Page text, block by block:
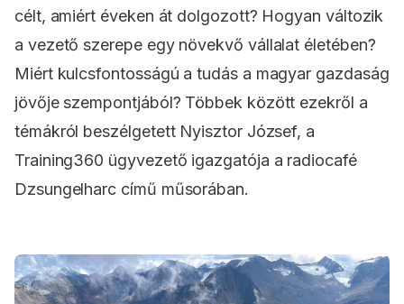
célt, amiért éveken át dolgozott? Hogyan változik
a vezető szerepe egy növekvő vállalat életében?
Miért kulcsfontosságú a tudás a magyar gazdaság
jövője szempontjából? Többek között ezekről a
témákról beszélgetett Nyisztor József, a
Training360 ügyvezető igazgatója a radiocafé
Dzsungelharc című műsorában.